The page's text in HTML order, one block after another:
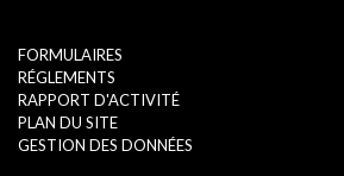
FORMULAIRES
RÉGLEMENTS
RAPPORT D'ACTIVITÉ
PLAN DU SITE
GESTION DES DONNÉES